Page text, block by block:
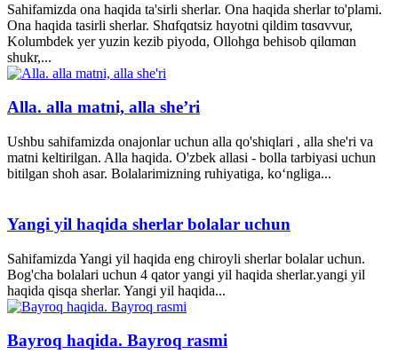
Sahifamizda ona haqida ta'sirli sherlar. Ona haqida sherlar to'plami.
Ona haqida tasirli sherlar. Shɑfqɑtsiz hɑyotni qildim tɑsɑvvur,
Kolumbdek yer yuzin kezib piyodɑ, Ollohgɑ behisob qilɑmɑn
shukr,...
Alla. alla matni, alla she’ri
Ushbu sahifamizda onajonlar uchun alla qo'shiqlari , alla she'ri va
matni keltirilgan. Alla haqida. O'zbek allasi - bolla tarbiyasi uchun
bitilgan shoh asar. Bolalarimizning ruhiyatiga, ko‘ngliga...
Yangi yil haqida sherlar bolalar uchun
Sahifamizda Yangi yil haqida eng chiroyli sherlar bolalar uchun.
Bog'cha bolalari uchun 4 qator yangi yil haqida sherlar.yangi yil
haqida qisqa sherlar. Yangi yil haqida...
Bayroq haqida. Bayroq rasmi